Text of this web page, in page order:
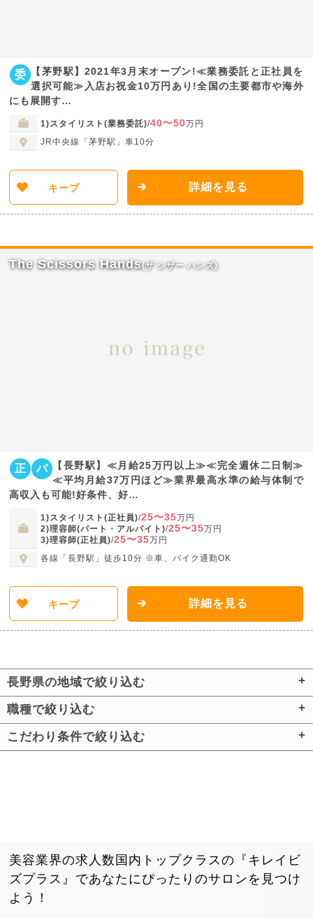
委
【茅野駅】2021年3月末オープン!≪業務委託と正社員を
選択可能≫入店お祝金10万円あり!全国の主要都市や海外
にも展開す…
1)スタイリスト(業務委託)/40〜50万円
JR中央線「茅野駅」車10分
キープ 詳細を見る
The Scissors Hands(ザ シザー ハンズ)
正 パ
【長野駅】≪月給25万円以上≫≪完全週休二日制≫
≪平均月給37万円ほど≫業界最高水準の給与体制で
高収入も可能!好条件、好…
1)スタイリスト(正社員)/25〜35万円
2)理容師(パート・アルバイト)/25〜35万円
3)理容師(正社員)/25〜35万円
各線「長野駅」徒歩10分 ※車、バイク通勤OK
キープ 詳細を見る
長野県の地域で絞り込む
職種で絞り込む
こだわり条件で絞り込む
美容業界の求人数国内トップクラスの『キレイビ
ズプラス』であなたにぴったりのサロンを見つけ
よう！